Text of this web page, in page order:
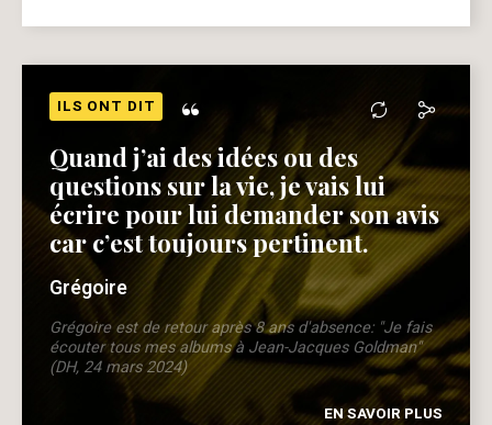
ILS ONT DIT “
Quand j’ai des idées ou des
questions sur la vie, je vais lui
écrire pour lui demander son avis
car c’est toujours pertinent.
Grégoire
Grégoire est de retour après 8 ans d'absence: "Je fais
écouter tous mes albums à Jean-Jacques Goldman"
(DH, 24 mars 2024)
EN SAVOIR PLUS